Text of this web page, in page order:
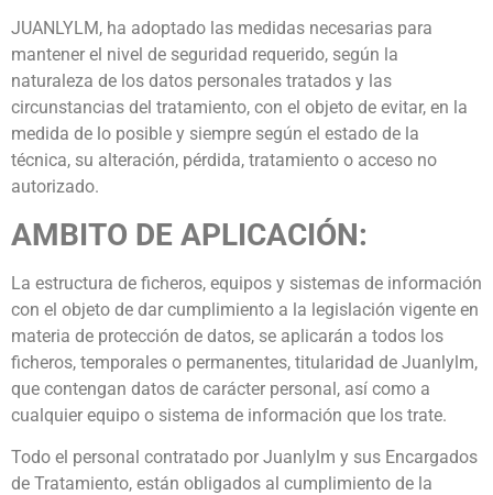
JUANLYLM, ha adoptado las medidas necesarias para
mantener el nivel de seguridad requerido, según la
naturaleza de los datos personales tratados y las
circunstancias del tratamiento, con el objeto de evitar, en la
medida de lo posible y siempre según el estado de la
técnica, su alteración, pérdida, tratamiento o acceso no
autorizado.
AMBITO DE APLICACIÓN:
La estructura de ficheros, equipos y sistemas de información
con el objeto de dar cumplimiento a la legislación vigente en
materia de protección de datos, se aplicarán a todos los
ficheros, temporales o permanentes, titularidad de Juanlylm,
que contengan datos de carácter personal, así como a
cualquier equipo o sistema de información que los trate.
Todo el personal contratado por Juanlylm y sus Encargados
de Tratamiento, están obligados al cumplimiento de la